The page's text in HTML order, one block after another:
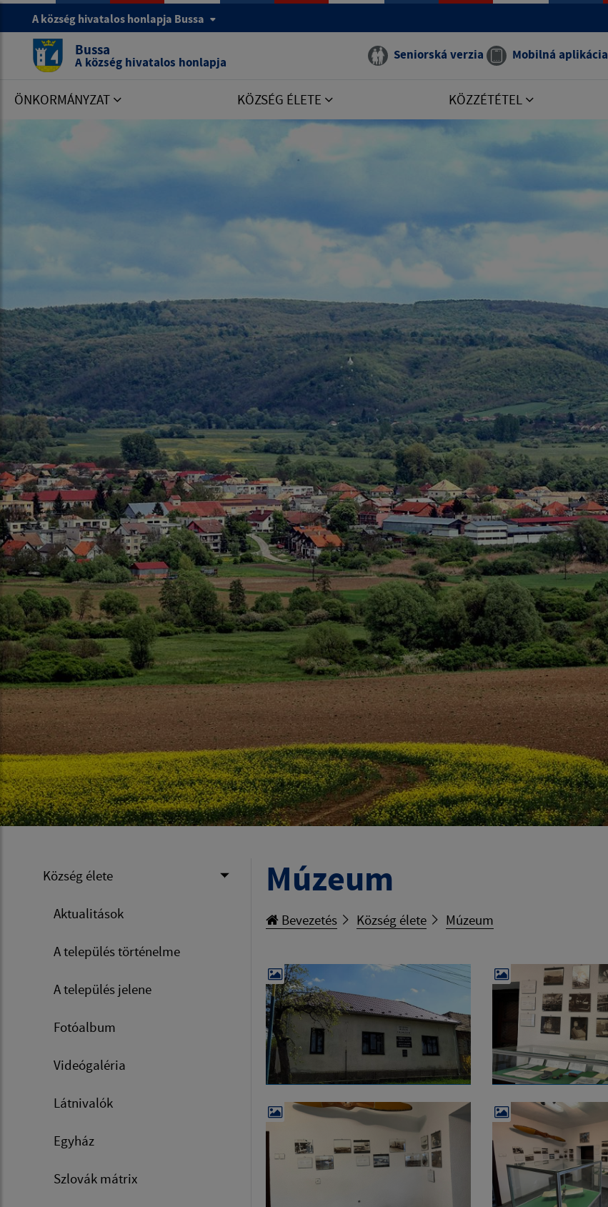
A község hivatalos honlapja Bussa
Bussa
A község hivatalos honlapja Seniorská verzia Mobilná aplikácia
ÖNKORMÁNYZAT KÖZSÉG ÉLETE KÖZZÉTÉTEL
Község élete
Aktualitások
A település történelme
A település jelene
Fotóalbum
Videógaléria
Látnivalók
Egyház
Szlovák mátrix
Múzeum
Bevezetés Község élete Múzeum